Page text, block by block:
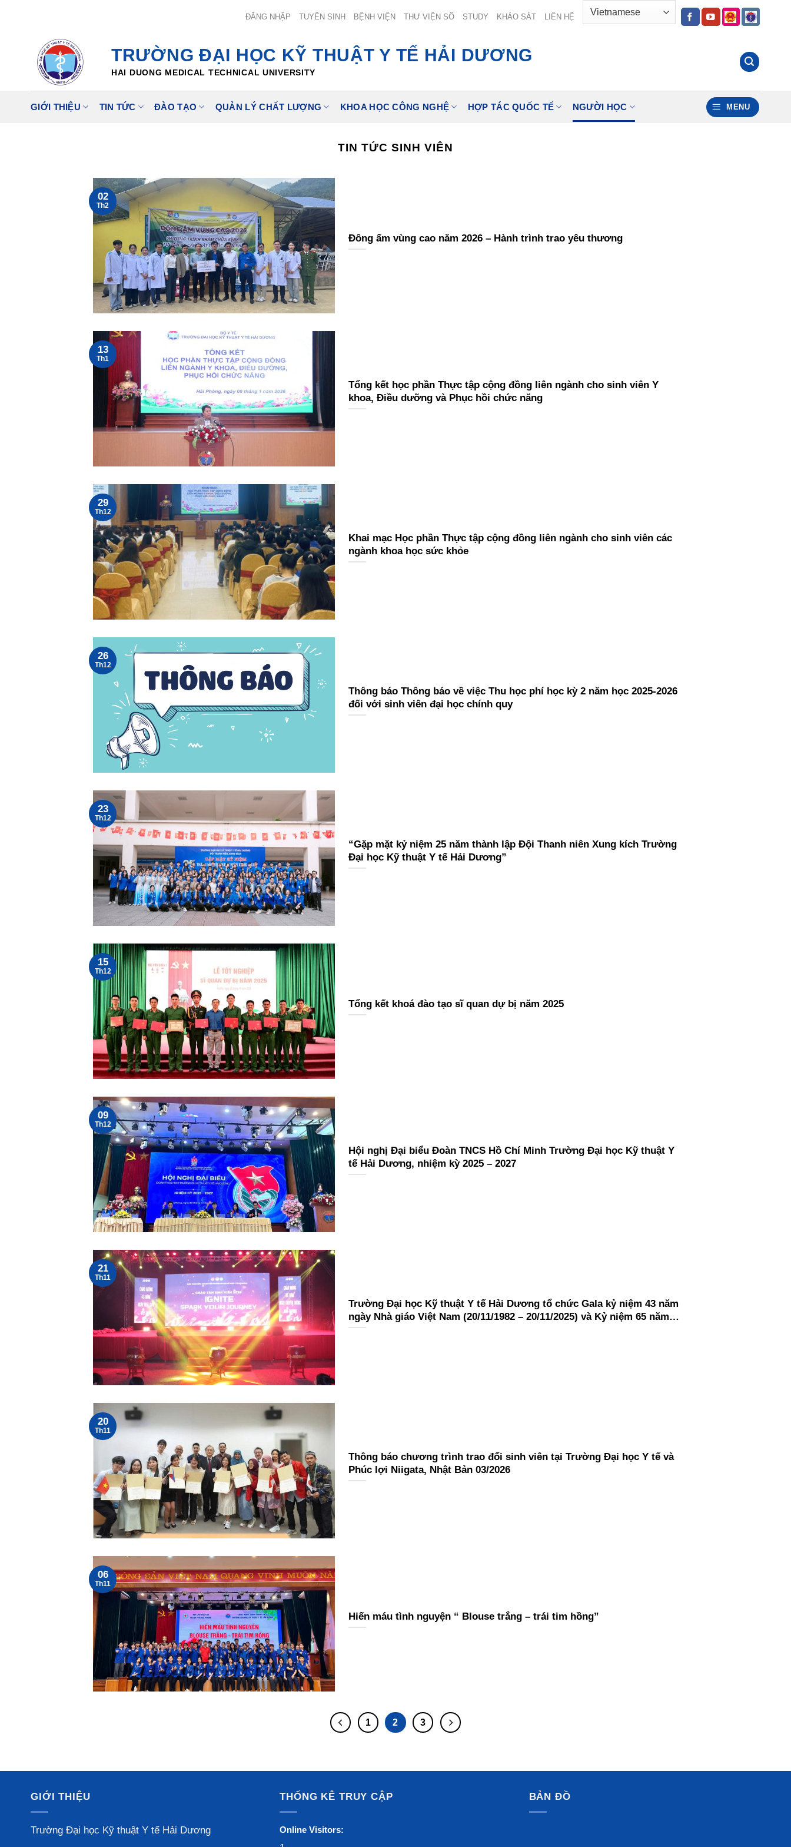
ĐĂNG NHẬP TUYỂN SINH BỆNH VIỆN THƯ VIỆN SỐ STUDY KHẢO SÁT LIÊN HỆ
TRƯỜNG ĐẠI HỌC KỸ THUẬT Y TẾ HẢI DƯƠNG
HAI DUONG MEDICAL TECHNICAL UNIVERSITY
GIỚI THIỆU TIN TỨC ĐÀO TẠO QUẢN LÝ CHẤT LƯỢNG KHOA HỌC CÔNG NGHỆ HỢP TÁC QUỐC TẾ NGƯỜI HỌC MENU
TIN TỨC SINH VIÊN
Đông ấm vùng cao năm 2026 – Hành trình trao yêu thương
02
Th2
Tổng kết học phần Thực tập cộng đồng liên ngành cho sinh viên Y
khoa, Điều dưỡng và Phục hồi chức năng
13
Th1
Khai mạc Học phần Thực tập cộng đồng liên ngành cho sinh viên các
ngành khoa học sức khỏe
29
Th12
Thông báo Thông báo về việc Thu học phí học kỳ 2 năm học 2025-2026
đối với sinh viên đại học chính quy
26
Th12
“Gặp mặt kỷ niệm 25 năm thành lập Đội Thanh niên Xung kích Trường
Đại học Kỹ thuật Y tế Hải Dương”
23
Th12
Tổng kết khoá đào tạo sĩ quan dự bị năm 2025
15
Th12
Hội nghị Đại biểu Đoàn TNCS Hồ Chí Minh Trường Đại học Kỹ thuật Y
tế Hải Dương, nhiệm kỳ 2025 – 2027
09
Th12
Trường Đại học Kỹ thuật Y tế Hải Dương tổ chức Gala kỷ niệm 43 năm
ngày Nhà giáo Việt Nam (20/11/1982 – 20/11/2025) và Kỷ niệm 65 năm
ngày truyền thống Nhà trường (1960 – 2025).
21
Th11
Thông báo chương trình trao đổi sinh viên tại Trường Đại học Y tế và
Phúc lợi Niigata, Nhật Bản 03/2026
20
Th11
Hiến máu tình nguyện “ Blouse trắng – trái tim hồng”
06
Th11
1 2 3
GIỚI THIỆU
Trường Đại học Kỹ thuật Y tế Hải Dương
THỐNG KÊ TRUY CẬP
Online Visitors:
BẢN ĐỒ